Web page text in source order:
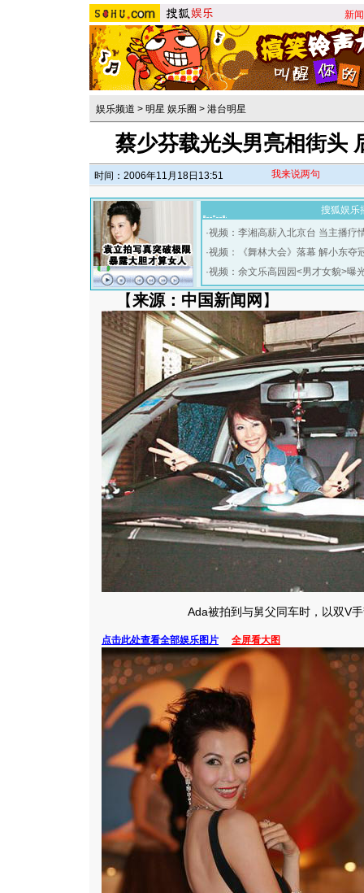
新闻
娱乐频道 > 明星 娱乐圈 > 港台明星
蔡少芬载光头男亮相街头
时间：2006年11月18日13:51 我来说两句
搜狐娱乐
·视频：李湘高薪入北京台 当主播疗
·视频：《舞林大会》落幕 解小东夺
·视频：余文乐高园园<男才女貌>曝
【来源：中国新闻网 】
Ada被拍到与舅父同车时，以双V
点击此处查看全部娱乐图片 全屏看大图